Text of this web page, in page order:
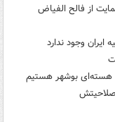
از فالح الفیاض
وجود ندارد
هسته‌ای بوشهر هستیم